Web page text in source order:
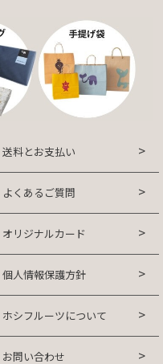
送料とお支払い
よくあるご質問
オリジナルカード
個人情報保護方針
ホシフルーツについて
お問い合わせ